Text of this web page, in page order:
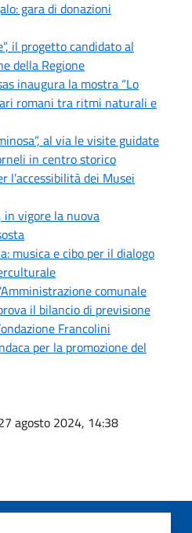
gara di donazioni
il progetto candidato al
della Regione
inaugura la mostra “Lo
romani tra ritmi naturali e
al via le visite guidate
in centro storico
l’accessibilità dei Musei
in vigore la nuova
musica e cibo per il dialogo
comunale
il bilancio di previsione
Francolini
per la promozione del
agosto 2024, 14:38